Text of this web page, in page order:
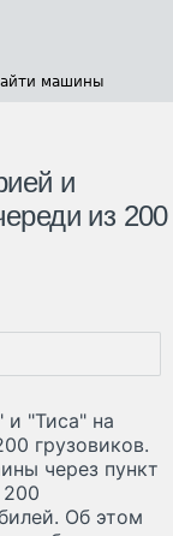
машины
и
из 200
и "Тиса" на
грузовиков.
через пункт
Об этом